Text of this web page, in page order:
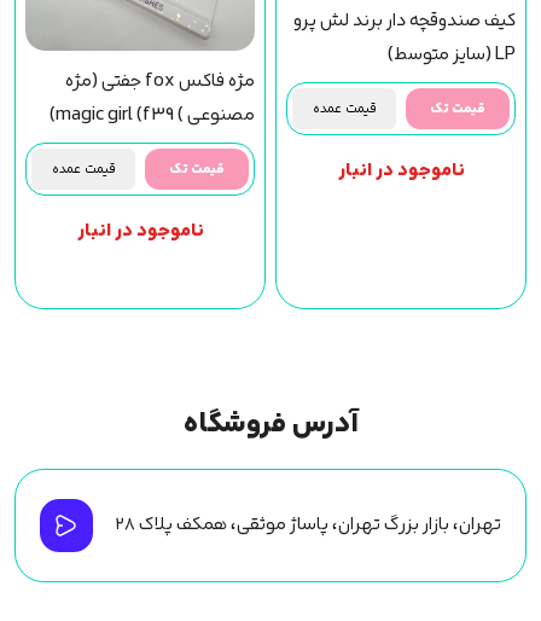
کیف صندوقچه دار برند لش پرو
LP (سایز متوسط)
قیمت تک قیمت عمده
ناموجود در انبار
مژه فاکس fox جفتی (مژه
مصنوعی ) magic girl (f39)
مجیک گرل
قیمت تک قیمت عمده
ناموجود در انبار
آدرس فروشگاه
تهران، بازار بزرگ تهران، پاساژ موثقی، همکف پلاک ۲۸